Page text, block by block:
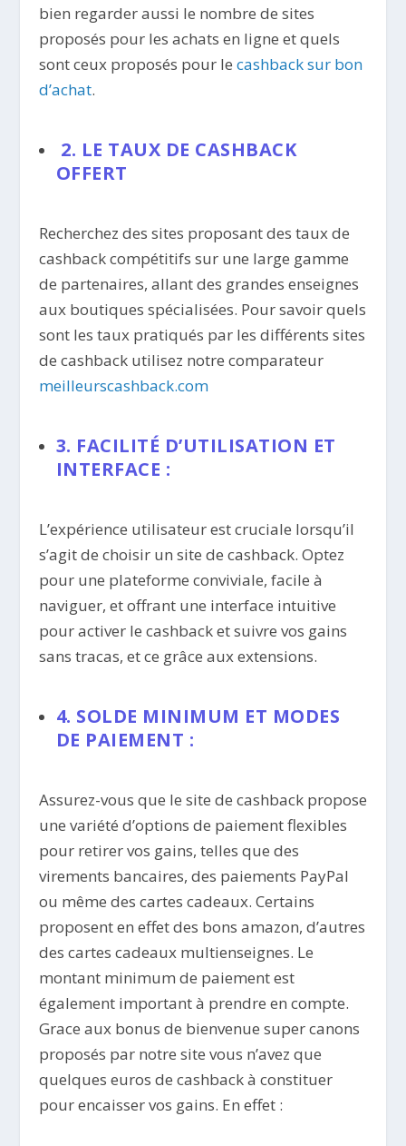
bien regarder aussi le nombre de sites
proposés pour les achats en ligne et quels
sont ceux proposés pour le cashback sur bon
d’achat.
2. LE TAUX DE CASHBACK
OFFERT
Recherchez des sites proposant des taux de
cashback compétitifs sur une large gamme
de partenaires, allant des grandes enseignes
aux boutiques spécialisées. Pour savoir quels
sont les taux pratiqués par les différents sites
de cashback utilisez notre comparateur
meilleurscashback.com
3. FACILITÉ D’UTILISATION ET
INTERFACE :
L’expérience utilisateur est cruciale lorsqu’il
s’agit de choisir un site de cashback. Optez
pour une plateforme conviviale, facile à
naviguer, et offrant une interface intuitive
pour activer le cashback et suivre vos gains
sans tracas, et ce grâce aux extensions.
4. SOLDE MINIMUM ET MODES
DE PAIEMENT :
Assurez-vous que le site de cashback propose
une variété d’options de paiement flexibles
pour retirer vos gains, telles que des
virements bancaires, des paiements PayPal
ou même des cartes cadeaux. Certains
proposent en effet des bons amazon, d’autres
des cartes cadeaux multienseignes. Le
montant minimum de paiement est
également important à prendre en compte.
Grace aux bonus de bienvenue super canons
proposés par notre site vous n’avez que
quelques euros de cashback à constituer
pour encaisser vos gains. En effet :